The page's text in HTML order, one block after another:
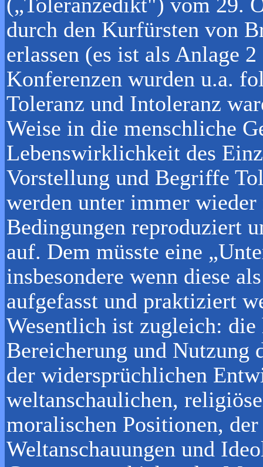
durch den Kurfürsten von
erlassen (es ist als Anlage
Konferenzen wurden u.a.
Toleranz und Intoleranz
Weise in die menschliche
Lebenswirklichkeit des
Vorstellung und Begriffe
werden unter immer
Bedingungen reproduziert
auf. Dem müsste eine
insbesondere wenn diese
aufgefasst und praktiziert
Wesentlich ist zugleich:
Bereicherung und Nutzung
der widersprüchlichen
weltanschaulichen,
moralischen Positionen,
Weltanschauungen und